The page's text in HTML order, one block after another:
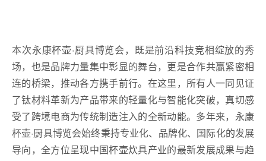
本次永康杯壶·厨具博览会，既是前沿科技竞相绽放的秀
场，也是品牌力量集中彰显的舞台，更是合作共赢紧密相
连的桥梁，推动各方携手前行。在这里，所有人一同见证
了钛材料革新为产品带来的轻量化与智能化突破，真切感
受了跨境电商为传统制造注入的全新动能。多年来，永康
杯壶·厨具博览会始终秉持专业化、品牌化、国际化的发展
导向，全方位呈现中国杯壶炊具产业的最新发展成果与趋